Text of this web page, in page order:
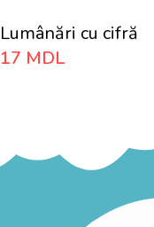
Lumânări cu cifră
17 MDL